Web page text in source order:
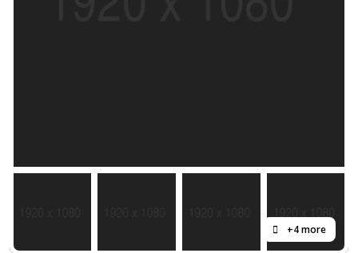
+4 more